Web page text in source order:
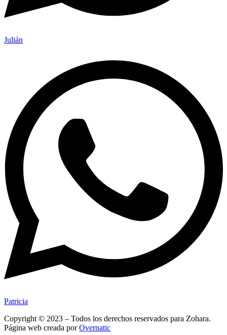
Julián
Patricia
Copyright © 2023 – Todos los derechos reservados para Zohara.
Página web creada porOvernatic